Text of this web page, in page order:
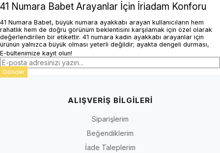
41 Numara Babet Arayanlar İçin İriadam Konforu
41 Numara Babet, büyük numara ayakkabı arayan kullanıcıların hem
rahatlık hem de doğru görünüm beklentisini karşılamak için özel olarak
değerlendirilen bir etikettir. 41 numara kadın ayakkabı arayanlar için
ürünün yalnızca büyük olması yeterli değildir; ayakta dengeli durması,
tarak bölgesinde baskı yapmaması ve gün içinde güven vermesi gerekir.
1350’yi aşan renk ve model çeşitliliği, büyük numara ayakkabıda
seçenek darlığı yaşayan kullanıcılar için güçlü bir avantaj sağlar.
Büyük numara kullanımında kalıbın dengeli olması önemlidir; bu nedenle
geniş tarak alanı ve destekli taban hissi öne çıkar. İriadam.com, büyük
genişliği, parmak alanı ve taban desteğiyle birlikte ele alır. Zanaatkar
üretim anlayışı, özellikle büyük numarada hem formun korunmasına hem
de uzun süreli rahatlığa katkı sağlar. Bu yaklaşım, özellikle uzun süre
ayakta kalan veya standart kalıplarda rahatsızlık yaşayan kullanıcılar için
daha dengeli bir deneyim sunar.
E-bültenimize kayıt olun!
Gönder
ALIŞVERİŞ BİLGİLERİ
Siparişlerim
Beğendiklerim
İade Taleplerim